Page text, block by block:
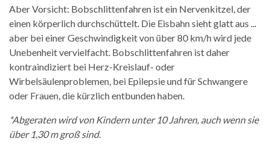
Aber Vorsicht: Bobschlittenfahren ist ein Nervenkitzel, der
einen körperlich durchschüttelt. Die Eisbahn sieht glatt aus ...
aber bei einer Geschwindigkeit von über 80 km/h wird jede
Unebenheit vervielfacht. Bobschlittenfahren ist daher
kontraindiziert bei Herz-Kreislauf- oder
Wirbelsäulenproblemen, bei Epilepsie und für Schwangere
oder Frauen, die kürzlich entbunden haben.
*Abgeraten wird von Kindern unter 10 Jahren, auch wenn sie
über 1,30 m groß sind.